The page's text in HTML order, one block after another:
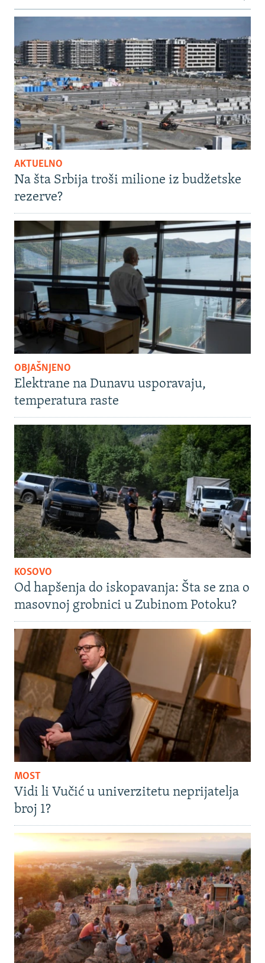
AKTUELNO
Na šta Srbija troši milione iz budžetske
rezerve?
OBJAŠNJENO
Elektrane na Dunavu usporavaju,
temperatura raste
KOSOVO
Od hapšenja do iskopavanja: Šta se zna o
masovnoj grobnici u Zubinom Potoku?
MOST
Vidi li Vučić u univerzitetu neprijatelja
broj 1?